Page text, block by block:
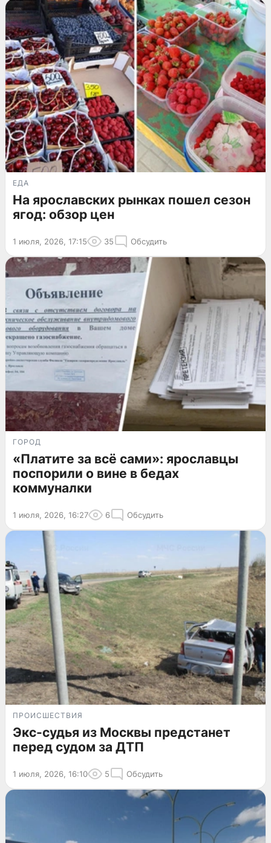
ЕДА
На ярославских рынках пошел сезон
ягод: обзор цен
1 июля, 2026, 17:15 35 Обсудить
ГОРОД
«Платите за всё сами»: ярославцы
поспорили о вине в бедах
коммуналки
1 июля, 2026, 16:27 6 Обсудить
ПРОИСШЕСТВИЯ
Экс-судья из Москвы предстанет
перед судом за ДТП
1 июля, 2026, 16:10 5 Обсудить